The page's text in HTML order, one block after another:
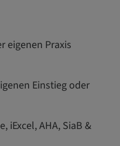
eigenen Praxis
Einstieg oder
iExcel, AHA, SiaB &